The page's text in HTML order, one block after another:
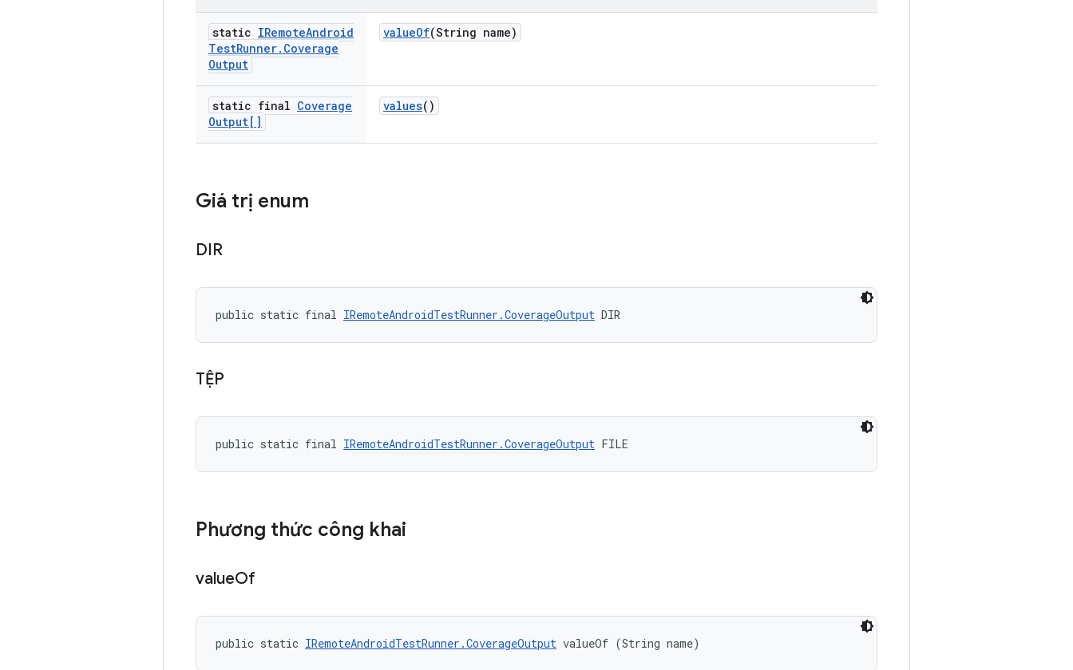
static IRemoteAndroid
TestRunner. Coverage
Output
valueOf(String name)
static final Coverage
Output[]
values()
Giá trị enum
DIR
public static final IRemoteAndroidTestRunner.CoverageOutput DIR
TỆP
public static final IRemoteAndroidTestRunner.CoverageOutput FILE
Phương thức công khai
valueOf
public static IRemoteAndroidTestRunner.CoverageOutput valueOf (String name)